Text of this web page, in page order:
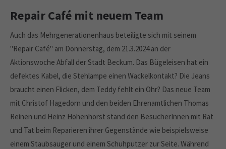
Repair Café mit neuem Team
Auch das Mehrgenerationenhaus beteiligte sich mit seinem
"Repair Café" am Donnerstag, dem 21.3.2024 an der
Aktionswoche Abfall der Stadt Beckum. Das Bügeleisen hat ein
defektes Kabel, die Stehlampe einen Wackelkontakt? Die Jeans
braucht einen Flicken, dem Teddy fehlt ein Ohr? Das neue Team
mit Christof Hagedorn und den beiden Ehrenamtlichen Thomas
Reinen und Heinz Hohenhorst stand den BesucherInnen mit Rat
und Tat beim Reparieren ihrer Gegenstände wie beispielsweise
einem Staubsauger und einem Schuhputzer zur Seite. Während